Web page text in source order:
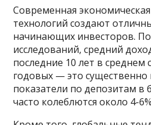
Современная
технологий создают
начинающих инвесторов.
исследований, средний
последние 10 лет в среднем
годовых — это существенно
показатели по депозитам в
часто колеблются около 4-